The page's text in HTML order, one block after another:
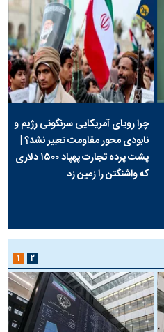
چرا رویای آمریکایی سرنگونی رژیم و
نابودی محور مقاومت تعبیر نشد؟ |
پشت پرده تجارت پهپاد‌ ۱۵۰۰ دلاری
که واشنگتن را زمین زد
۱ ۲